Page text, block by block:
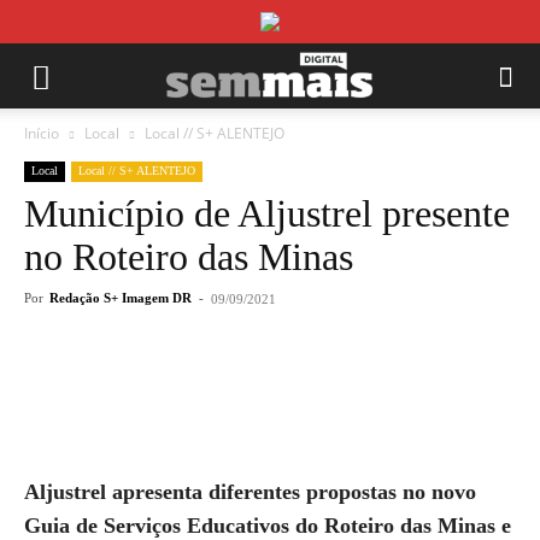
Início Local Local // S+ ALENTEJO
Local Local // S+ ALENTEJO
Município de Aljustrel presente
no Roteiro das Minas
Por Redação S+ Imagem DR - 09/09/2021
Aljustrel apresenta diferentes propostas no novo
Guia de Serviços Educativos do Roteiro das Minas e